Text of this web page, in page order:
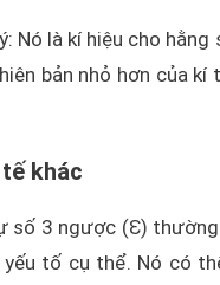
Nó là kí hiệu cho
bản nhỏ hơn của
khác
số 3 ngược (Ɛ)
tố cụ thể. Nó có